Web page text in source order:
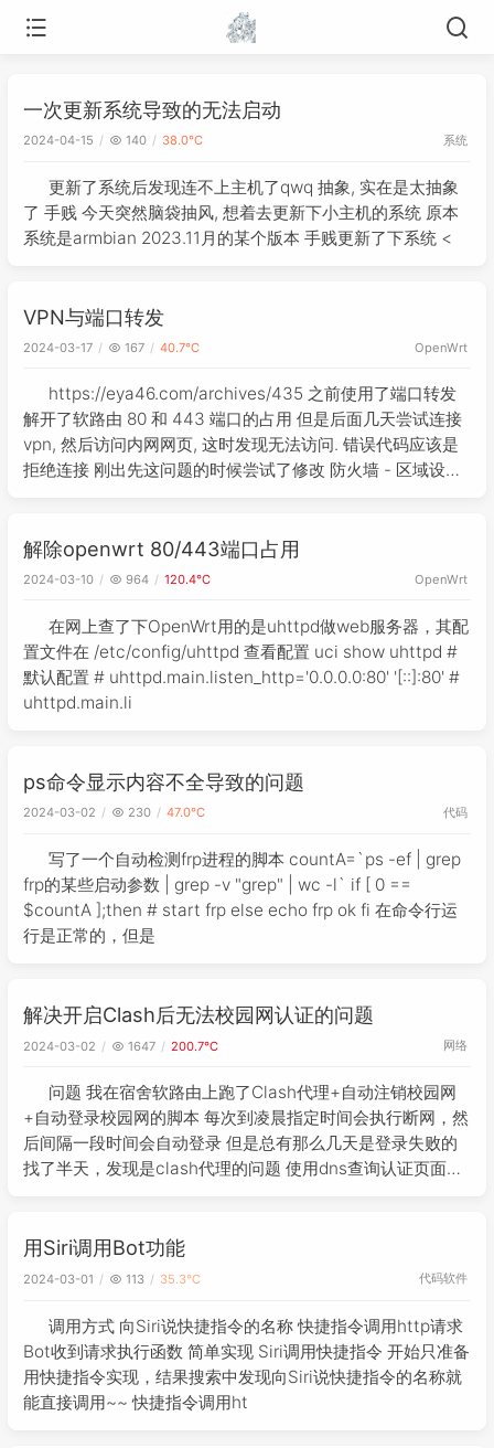
一次更新系统导致的无法启动
2024-04-15 140 38.0℃ 系统
更新了系统后发现连不上主机了qwq 抽象, 实在是太抽象
了 手贱 今天突然脑袋抽风, 想着去更新下小主机的系统 原本
系统是armbian 2023.11月的某个版本 手贱更新了下系统 <
VPN与端口转发
2024-03-17 167 40.7℃ OpenWrt
https://eya46.com/archives/435 之前使用了端口转发
解开了软路由 80 和 443 端口的占用 但是后面几天尝试连接
vpn, 然后访问内网网页, 这时发现无法访问. 错误代码应该是
拒绝连接 刚出先这问题的时候尝试了修改 防火墙 - 区域设置
解除openwrt 80/443端口占用
2024-03-10 964 120.4℃ OpenWrt
在网上查了下OpenWrt用的是uhttpd做web服务器，其配
置文件在 /etc/config/uhttpd 查看配置 uci show uhttpd #
默认配置 # uhttpd.main.listen_http='0.0.0.0:80' '[::]:80' #
uhttpd.main.li
ps命令显示内容不全导致的问题
2024-03-02 230 47.0℃ 代码
写了一个自动检测frp进程的脚本 countA=`ps -ef | grep
frp的某些启动参数 | grep -v "grep" | wc -l` if [ 0 ==
$countA ];then # start frp else echo frp ok fi 在命令行运
行是正常的，但是
解决开启Clash后无法校园网认证的问题
2024-03-02 1647 200.7℃ 网络
问题 我在宿舍软路由上跑了Clash代理+自动注销校园网
+自动登录校园网的脚本 每次到凌晨指定时间会执行断网，然
后间隔一段时间会自动登录 但是总有那么几天是登录失败的
找了半天，发现是clash代理的问题 使用dns查询认证页面结
用Siri调用Bot功能
2024-03-01 113 35.3℃ 代码软件
调用方式 向Siri说快捷指令的名称 快捷指令调用http请求
Bot收到请求执行函数 简单实现 Siri调用快捷指令 开始只准备
用快捷指令实现，结果搜索中发现向Siri说快捷指令的名称就
能直接调用~~ 快捷指令调用ht